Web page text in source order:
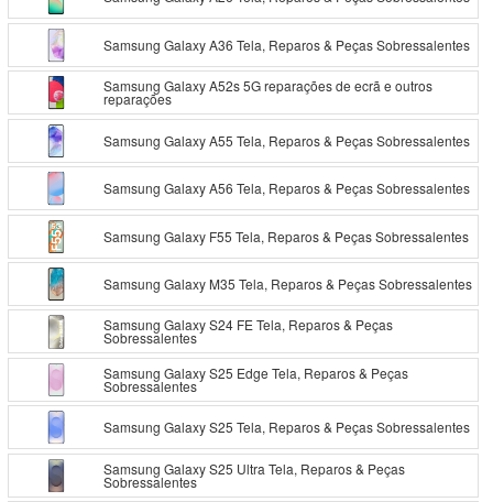
Samsung Galaxy A36 Tela, Reparos & Peças Sobressalentes
Samsung Galaxy A52s 5G reparações de ecrã e outros
reparações
Samsung Galaxy A55 Tela, Reparos & Peças Sobressalentes
Samsung Galaxy A56 Tela, Reparos & Peças Sobressalentes
Samsung Galaxy F55 Tela, Reparos & Peças Sobressalentes
Samsung Galaxy M35 Tela, Reparos & Peças Sobressalentes
Samsung Galaxy S24 FE Tela, Reparos & Peças
Sobressalentes
Samsung Galaxy S25 Edge Tela, Reparos & Peças
Sobressalentes
Samsung Galaxy S25 Tela, Reparos & Peças Sobressalentes
Samsung Galaxy S25 Ultra Tela, Reparos & Peças
Sobressalentes